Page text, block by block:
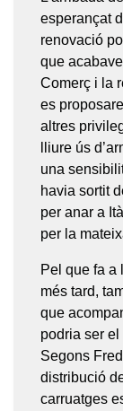
esperançat
renovació
que
Comerç i la
es
altres
lliure ús
una
havia sortit
per anar a
per la
Pel que fa a
més tard,
que
podria ser
Segons
distribució
carruatges